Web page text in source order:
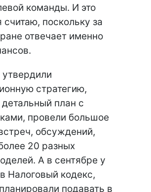
команды. И это
считаю, поскольку за
отвечает именно
стратегию,
детальный план с
провели большое
обсуждений,
20 разных
А в сентябре у
Налоговый кодекс,
подавать в